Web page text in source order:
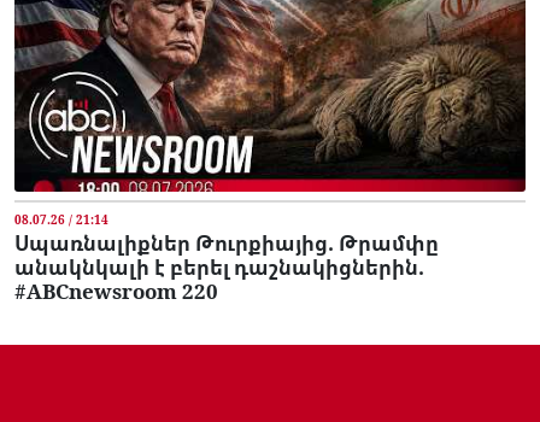
08.07.26 / 21:14
Սպառնալիքներ Թուրքիայից. Թրամփը
անակնկալի է բերել դաշնակիցներին.
#ABCnewsroom 220